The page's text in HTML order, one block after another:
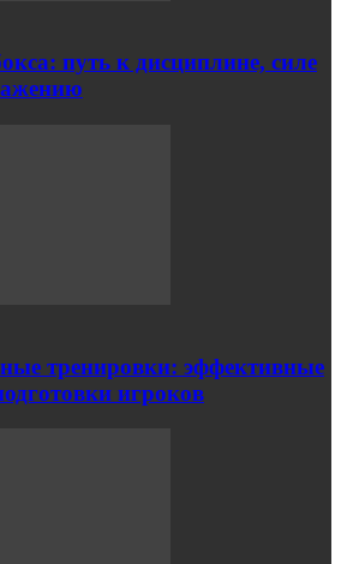
путь к дисциплине, силе
тренировки: эффективные
игроков